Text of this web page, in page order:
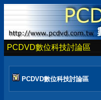
PCDVD數位科技討論區
PCDVD數位科技討論區